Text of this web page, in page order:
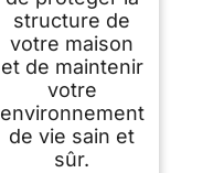
structure de
votre maison
et de maintenir
votre
environnement
de vie sain et
sûr.